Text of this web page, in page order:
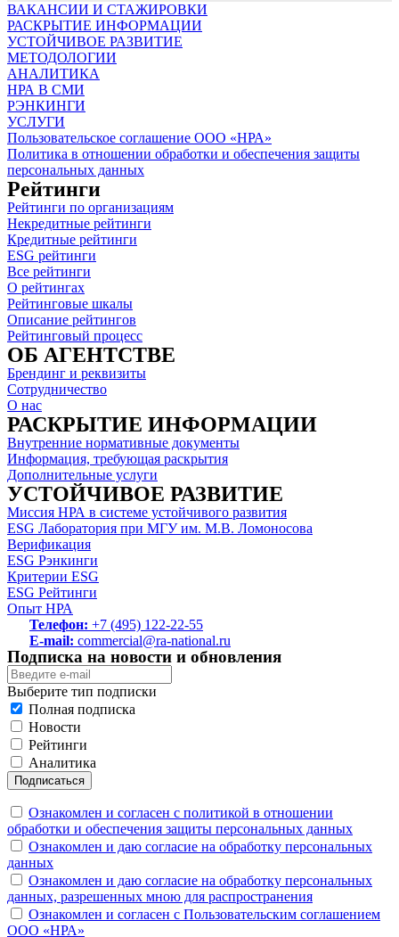
ВАКАНСИИ И СТАЖИРОВКИ
РАСКРЫТИЕ ИНФОРМАЦИИ
УСТОЙЧИВОЕ РАЗВИТИЕ
МЕТОДОЛОГИИ
АНАЛИТИКА
НРА В СМИ
РЭНКИНГИ
УСЛУГИ
Пользовательское соглашение ООО «НРА»
Политика в отношении обработки и обеспечения защиты
персональных данных
Рейтинги
Рейтинги по организациям
Некредитные рейтинги
Кредитные рейтинги
ESG рейтинги
Все рейтинги
О рейтингах
Рейтинговые шкалы
Описание рейтингов
Рейтинговый процесс
ОБ АГЕНТСТВЕ
Брендинг и реквизиты
Сотрудничество
О нас
РАСКРЫТИЕ ИНФОРМАЦИИ
Внутренние нормативные документы
Информация, требующая раскрытия
Дополнительные услуги
УСТОЙЧИВОЕ РАЗВИТИЕ
Миссия НРА в системе устойчивого развития
ESG Лаборатория при МГУ им. М.В. Ломоносова
Верификация
ESG Рэнкинги
Критерии ESG
ESG Рейтинги
Опыт НРА
Телефон: +7 (495) 122-22-55
E-mail: commercial@ra-national.ru
Подписка на новости и обновления
Выберите тип подписки
Полная подписка
Новости
Рейтинги
Аналитика
Подписаться
Ознакомлен и согласен с политикой в отношении
обработки и обеспечения защиты персональных данных
Ознакомлен и даю согласие на обработку персональных
данных
Ознакомлен и даю согласие на обработку персональных
данных, разрешенных мною для распространения
Ознакомлен и согласен с Пользовательским соглашением
ООО «НРА»